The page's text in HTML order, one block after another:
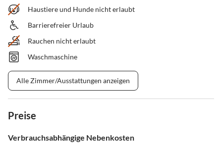
Haustiere und Hunde nicht erlaubt
Barrierefreier Urlaub
Rauchen nicht erlaubt
Waschmaschine
Alle Zimmer/Ausstattungen anzeigen
Preise
Verbrauchsabhängige Nebenkosten